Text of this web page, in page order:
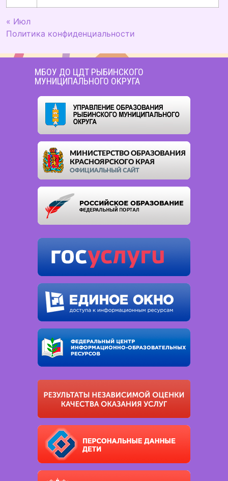
« Июл
Политика конфиденциальности
МБОУ ДО ЦДТ РЫБИНСКОГО
МУНИЦИПАЛЬНОГО ОКРУГА